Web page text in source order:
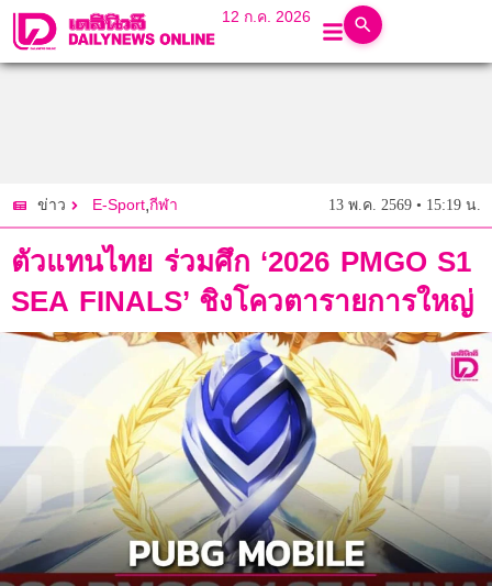
12 ก.ค. 2026
ข่าว E-Sport,กีฬา 13 พ.ค. 2569 • 15:19 น.
ตัวแทนไทย ร่วมศึก ‘2026 PMGO S1
SEA FINALS’ ชิงโควตารายการใหญ่